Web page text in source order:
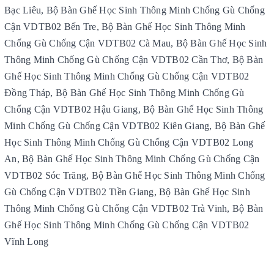
Bạc Liêu, Bộ Bàn Ghế Học Sinh Thông Minh Chống Gù Chống
Cận VDTB02 Bến Tre, Bộ Bàn Ghế Học Sinh Thông Minh
Chống Gù Chống Cận VDTB02 Cà Mau, Bộ Bàn Ghế Học Sinh
Thông Minh Chống Gù Chống Cận VDTB02 Cần Thơ, Bộ Bàn
Ghế Học Sinh Thông Minh Chống Gù Chống Cận VDTB02
Đồng Tháp, Bộ Bàn Ghế Học Sinh Thông Minh Chống Gù
Chống Cận VDTB02 Hậu Giang, Bộ Bàn Ghế Học Sinh Thông
Minh Chống Gù Chống Cận VDTB02 Kiên Giang, Bộ Bàn Ghế
Học Sinh Thông Minh Chống Gù Chống Cận VDTB02 Long
An, Bộ Bàn Ghế Học Sinh Thông Minh Chống Gù Chống Cận
VDTB02 Sóc Trăng, Bộ Bàn Ghế Học Sinh Thông Minh Chống
Gù Chống Cận VDTB02 Tiền Giang, Bộ Bàn Ghế Học Sinh
Thông Minh Chống Gù Chống Cận VDTB02 Trà Vinh, Bộ Bàn
Ghế Học Sinh Thông Minh Chống Gù Chống Cận VDTB02
Vĩnh Long